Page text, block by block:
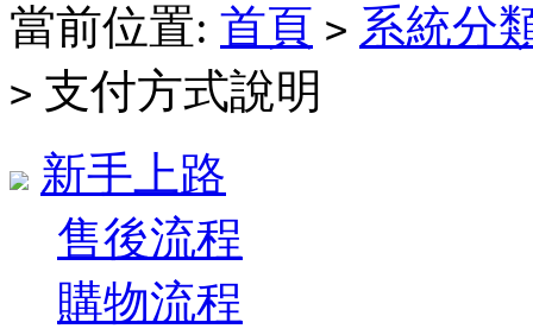
當前位置: 首頁 > 系統分
> 支付方式說明
新手上路
售後流程
購物流程